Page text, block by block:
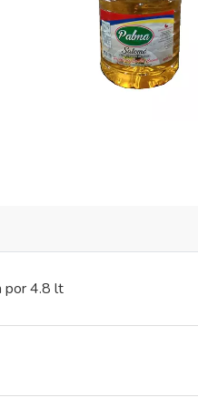
por 4.8 lt